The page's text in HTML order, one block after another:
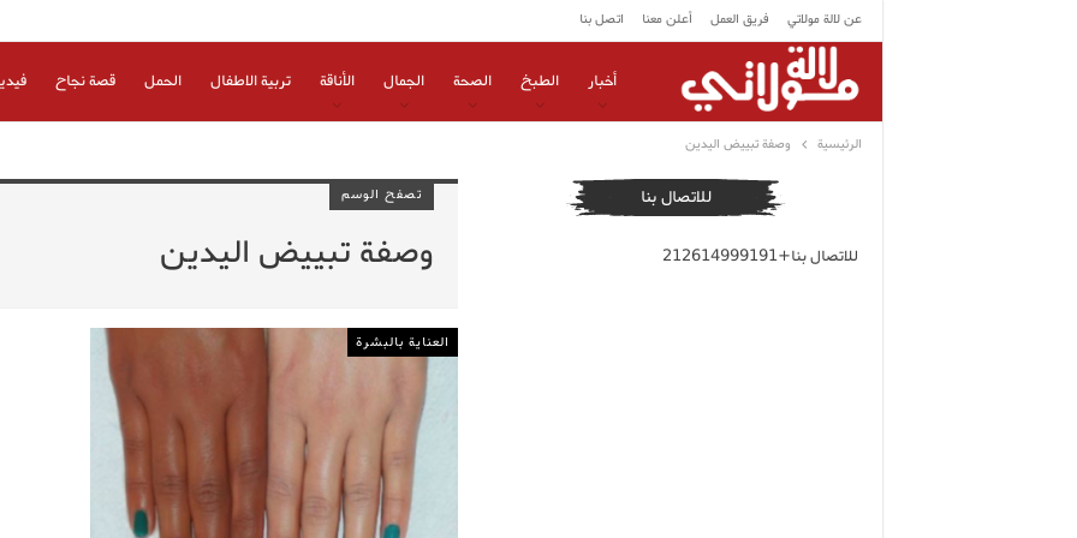
عن لالة مولاتي فريق العمل أعلن معنا اتصل بنا
أخبار الطبخ الصحة الجمال الأناقة تربية الاطفال الحمل قصة نجاح
الرئيسية وصفة تبييض اليدين
تصفح الوسم
وصفة تبييض اليدين
العناية بالبشرة
للاتصال بنا
للاتصال بنا+212614999191